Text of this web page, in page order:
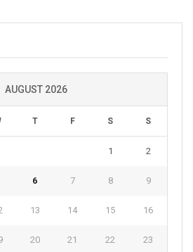
AUGUST 2026
T F S S
1 2
6 7 8 9
13 14 15 16
20 21 22 23